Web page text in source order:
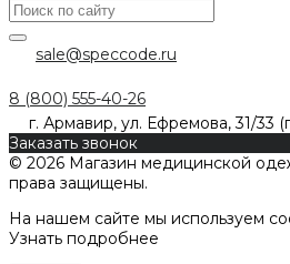
sale@speccode.ru
8 (800) 555-40-26
г. Армавир, ул. Ефремова, 31/33
Заказать звонок
© 2026 Магазин медицинской
права защищены.
На нашем сайте мы используем
Узнать подробнее